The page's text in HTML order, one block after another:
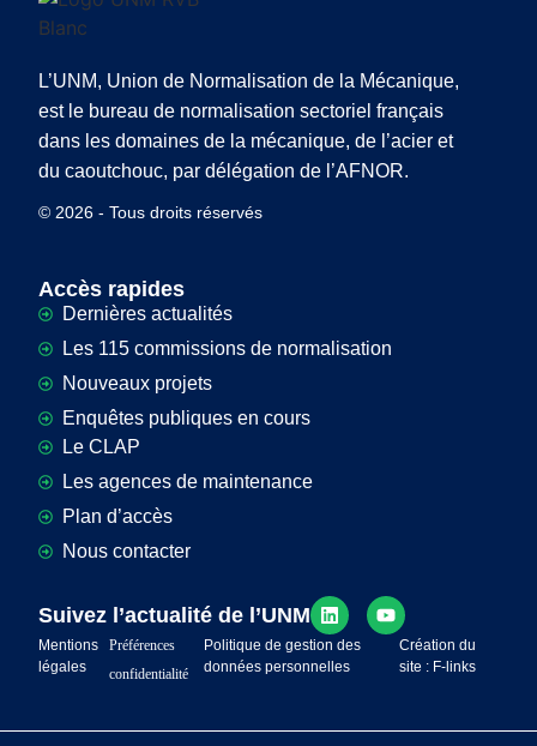
L’UNM, Union de Normalisation de la Mécanique,
est le bureau de normalisation sectoriel français
dans les domaines de la mécanique, de l’acier et
du caoutchouc, par délégation de l’AFNOR.
© 2026 - Tous droits réservés
Accès rapides
Dernières actualités
Les 115 commissions de normalisation
Nouveaux projets
Enquêtes publiques en cours
Le CLAP
Les agences de maintenance
Plan d’accès
Nous contacter
Suivez l’actualité de l’UNM
Mentions
légales
Préférences
confidentialité
Politique de gestion des
données personnelles
Création du
site : F-links